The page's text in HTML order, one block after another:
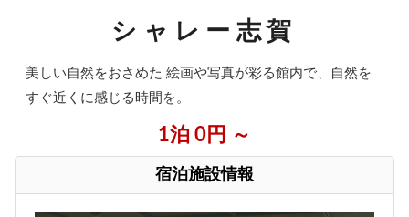
シャレー志賀
美しい自然をおさめた 絵画や写真が彩る館内で、自然を
すぐ近くに感じる時間を。
1泊 0円 ～
宿泊施設情報